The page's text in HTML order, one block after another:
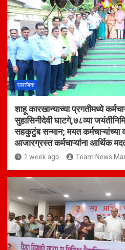
सामाजिक
शाहू कारखान्याच्या प्रगतीमध्ये
सुहासिनीदेवी घाटगे,७८व्या
सहकुटुंब सन्मान; मयत कर्मचाऱ्यांच्या
आजारग्रस्त कर्मचाऱ्यांना आर्थिक
1 week ago Team News